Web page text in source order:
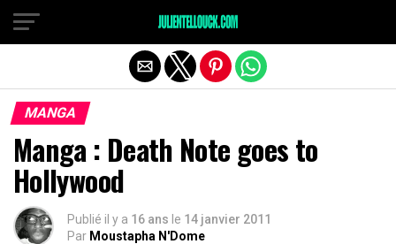
MANGA
Manga : Death Note goes to
Hollywood
Publié il y a 16 ans le 14 janvier 2011
Par Moustapha N'Dome